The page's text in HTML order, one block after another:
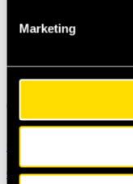
Marketing
Contact form